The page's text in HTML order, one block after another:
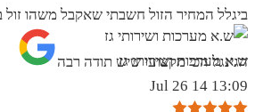
ביגלל המחיר הזול חשבתי שאקבל משהו
הגינגל הכי מקצועי שיש תודה רבה
ש.א מערכות ושירותי גז
13:09 14 Jul 26